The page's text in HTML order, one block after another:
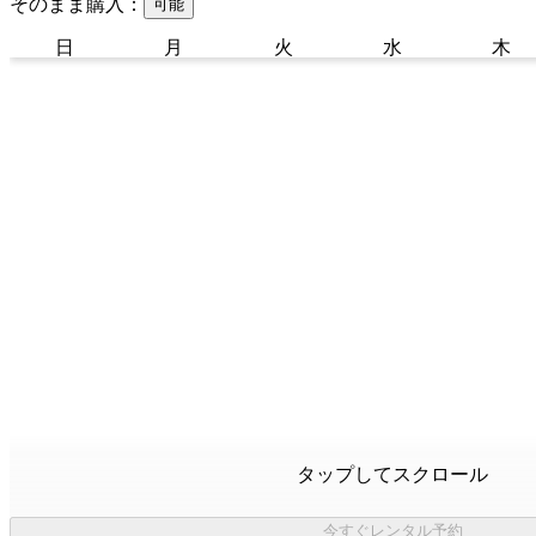
可能
日 月 火 水 木
タップしてスクロール
今すぐレンタル予約